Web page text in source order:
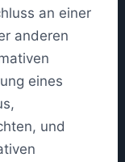
an einer
anderen
eines
und